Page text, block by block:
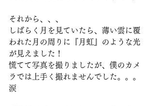
それから、、、
しばらく月を見ていたら、薄い雲に覆
われた月の周りに『月虹』のような光
が見えました！
慌てて写真を撮りましたが、僕のカメ
ラでは上手く撮れませんでした。。。
涙